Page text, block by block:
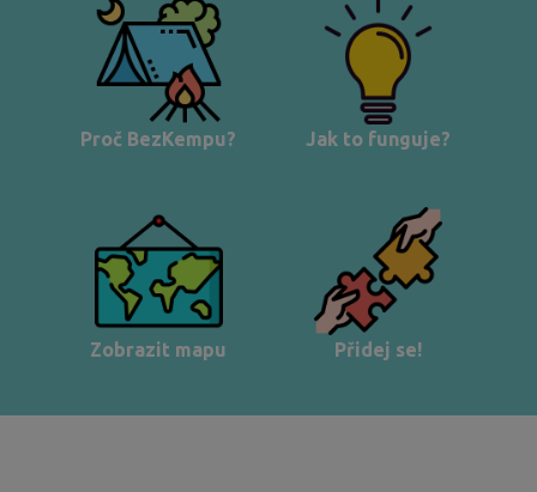
Proč BezKempu? Jak to funguje?
Zobrazit mapu Přidej se!